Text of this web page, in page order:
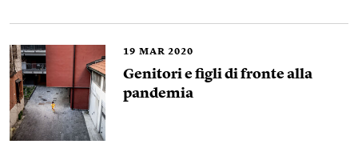
19 MAR 2020
Genitori e figli di fronte alla
pandemia